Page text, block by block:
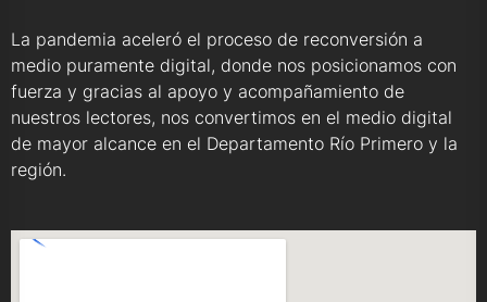
La pandemia aceleró el proceso de reconversión a
medio puramente digital, donde nos posicionamos con
fuerza y gracias al apoyo y acompañamiento de
nuestros lectores, nos convertimos en el medio digital
de mayor alcance en el Departamento Río Primero y la
región.